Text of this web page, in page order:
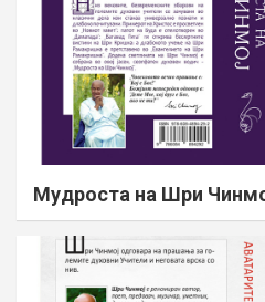
Мудроста на Шри